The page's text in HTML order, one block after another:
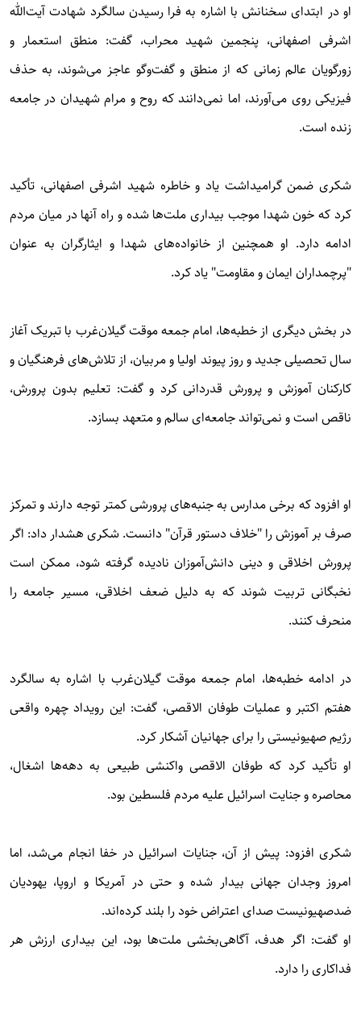
او در ابتدای سخنانش با اشاره به فرا رسیدن سالگرد شهادت آیت‌الله
اشرفی اصفهانی، پنجمین شهید محراب، گفت: منطق استعمار و
زورگویان عالم زمانی که از منطق و گفت‌وگو عاجز می‌شوند، به حذف
فیزیکی روی می‌آورند، اما نمی‌دانند که روح و مرام شهیدان در جامعه
زنده است.
شکری ضمن گرامیداشت یاد و خاطره شهید اشرفی اصفهانی، تأکید
کرد که خون شهدا موجب بیداری ملت‌ها شده و راه آنها در میان مردم
ادامه دارد. او همچنین از خانواده‌های شهدا و ایثارگران به عنوان
"پرچمداران ایمان و مقاومت" یاد کرد.
در بخش دیگری از خطبه‌ها، امام جمعه موقت گیلان‌غرب با تبریک آغاز
سال تحصیلی جدید و روز پیوند اولیا و مربیان، از تلاش‌های فرهنگیان و
کارکنان آموزش و پرورش قدردانی کرد و گفت: تعلیم بدون پرورش،
ناقص است و نمی‌تواند جامعه‌ای سالم و متعهد بسازد.
او افزود که برخی مدارس به جنبه‌های پرورشی کمتر توجه دارند و تمرکز
صرف بر آموزش را "خلاف دستور قرآن" دانست. شکری هشدار داد: اگر
پرورش اخلاقی و دینی دانش‌آموزان نادیده گرفته شود، ممکن است
نخبگانی تربیت شوند که به دلیل ضعف اخلاقی، مسیر جامعه را
منحرف کنند.
در ادامه خطبه‌ها، امام جمعه موقت گیلان‌غرب با اشاره به سالگرد
هفتم اکتبر و عملیات طوفان الاقصی، گفت: این رویداد چهره واقعی
رژیم صهیونیستی را برای جهانیان آشکار کرد.
او تأکید کرد که طوفان الاقصی واکنشی طبیعی به دهه‌ها اشغال،
محاصره و جنایت اسرائیل علیه مردم فلسطین بود.
شکری افزود: پیش از آن، جنایات اسرائیل در خفا انجام می‌شد، اما
امروز وجدان جهانی بیدار شده و حتی در آمریکا و اروپا، یهودیان
ضدصهیونیست صدای اعتراض خود را بلند کرده‌اند.
او گفت: اگر هدف، آگاهی‌بخشی ملت‌ها بود، این بیداری ارزش هر
فداکاری را دارد.